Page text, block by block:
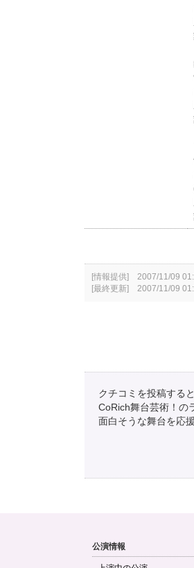
[情報提供] 2007/11/09
[最終更新] 2007/11/09
クチコミを投稿すると
CoRich舞台芸術！の
面白そうな舞台を応
公演情報